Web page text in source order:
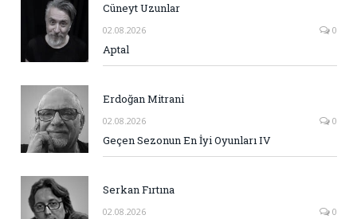
Cüneyt Uzunlar
02.08.2026 0
Aptal
Erdoğan Mitrani
02.08.2026 0
Geçen Sezonun En İyi Oyunları IV
Serkan Fırtına
02.08.2026 0